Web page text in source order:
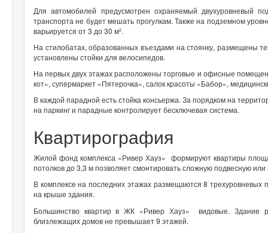
Для автомобилей предусмотрен охраняемый двухуровневый
транспорта не будет мешать прогулкам. Также на подземном
варьируется от 3 до 30 м².
На стилобатах, образованных въездами на стоянку, размещены
установлены стойки для велосипедов.
На первых двух этажах расположены торговые и офисные
кот», супермаркет «Пятерочка», салок красоты «Бабор»,
В каждой парадной есть стойка консьержа. За порядком на
на паркинг и парадные контролирует бесключевая система.
Квартирография
Жилой фонд комплекса «Ривер Хауз» формируют квартиры
потолков до 3,3 м позволяет смонтировать сложную подвесную
В комплексе на последних этажах размещаются 8 трехуровневых
на крыше здания.
Большинство квартир в ЖК «Ривер Хауз» видовые. Здание
близлежащих домов не превышает 9 этажей.